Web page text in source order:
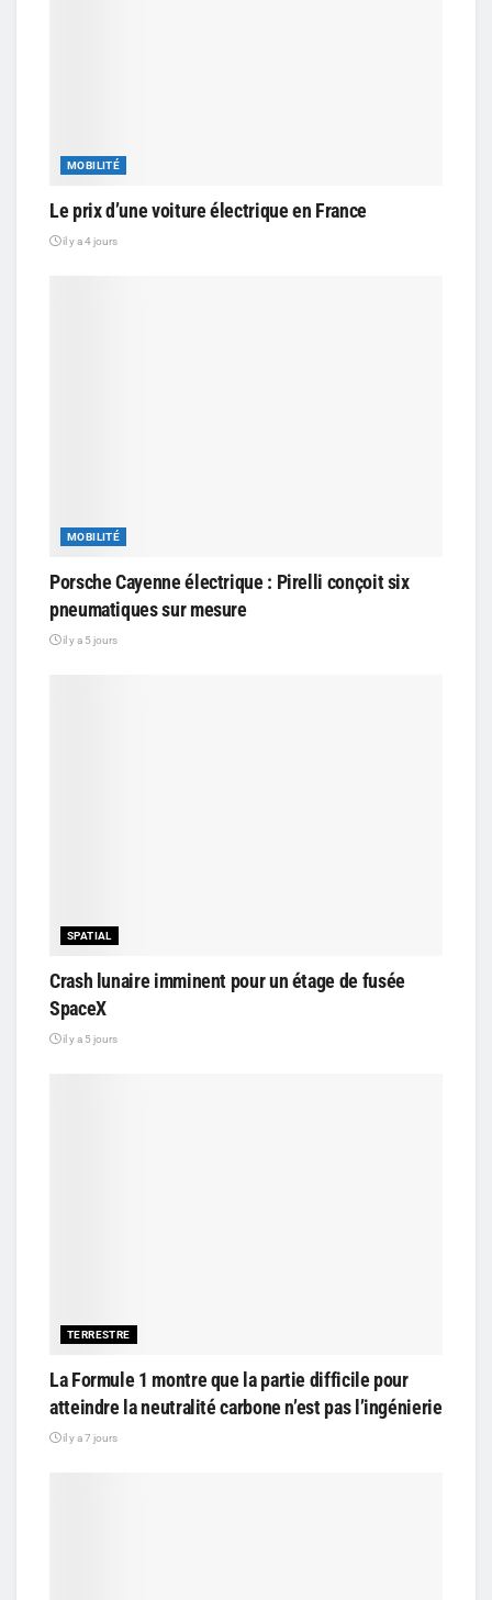
MOBILITÉ
Le prix d’une voiture électrique en France
il y a 4 jours
MOBILITÉ
Porsche Cayenne électrique : Pirelli conçoit six
pneumatiques sur mesure
il y a 5 jours
SPATIAL
Crash lunaire imminent pour un étage de fusée
SpaceX
il y a 5 jours
TERRESTRE
La Formule 1 montre que la partie difficile pour
atteindre la neutralité carbone n’est pas l’ingénierie
il y a 7 jours